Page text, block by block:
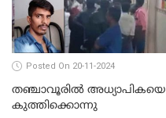
Posted On 20-11-2024
തഞ്ചാവൂരില്‍ അധ്യാപികയെ
കുത്തിക്കൊന്നു